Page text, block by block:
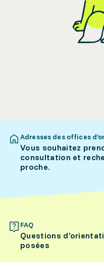
Adresses des offices
Vous souhaitez
consultation et
proche.
FAQ
Questions
posées